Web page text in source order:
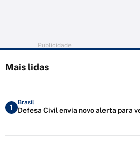
Publicidade
Mais lidas
1
Brasil
Defesa Civil envia novo alerta para